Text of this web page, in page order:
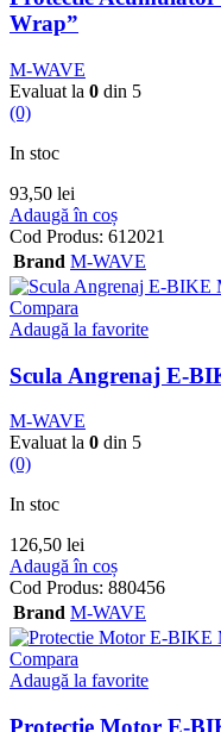
Wrap”
M-WAVE
Evaluat la 0 din 5
(0)
In stoc
93,50 lei
Adaugă în coș
Cod Produs: 612021
Brand M-WAVE
Compara
Adaugă la favorite
Scula Angrenaj E-
M-WAVE
Evaluat la 0 din 5
(0)
In stoc
126,50 lei
Adaugă în coș
Cod Produs: 880456
Brand M-WAVE
Compara
Adaugă la favorite
Protectie Motor E-